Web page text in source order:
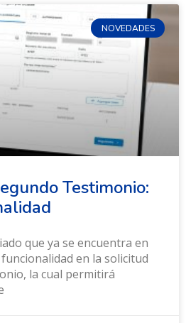
NOVEDADES
Testimonio:
que ya se encuentra en
en la solicitud
la cual permitirá